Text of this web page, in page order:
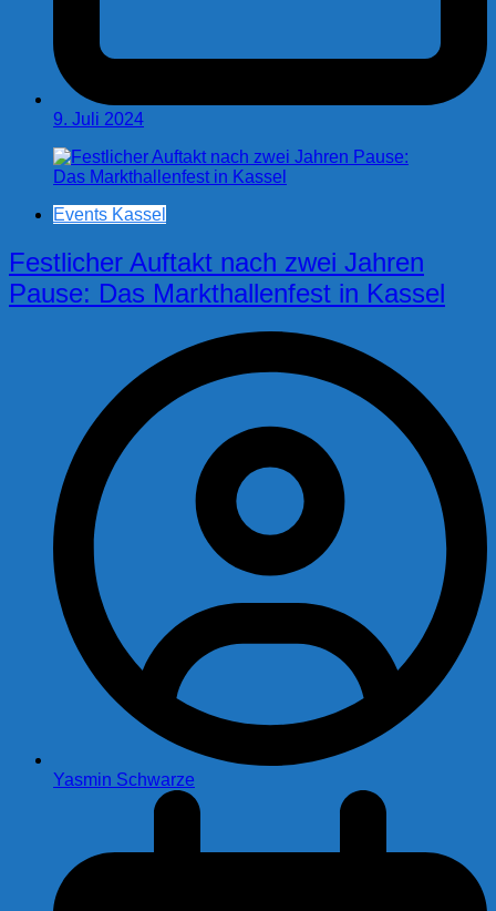
9. Juli 2024
Events Kassel
Festlicher Auftakt nach zwei Jahren
Pause: Das Markthallenfest in Kassel
Yasmin Schwarze